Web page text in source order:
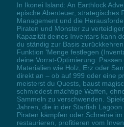
In Ikonei Island: An Earthlock
epische Abenteuer, strategisches
Management und die
Piraten und Monster zu
Kapazität deines Inventars kann
du ständig zur Basis
Funktion 'Menge festlegen
deine Vorrat-Optimierung: Passen
Materialien wie Holz, Erz oder
direkt an – ob auf 999 oder eine
meisterst du Quests, baust
schmiedest mächtige Waffen,
Sammeln zu verschwenden.
Jahren, die in der Starfish
Piraten kämpfen oder Schreine
restaurieren, profitieren vom